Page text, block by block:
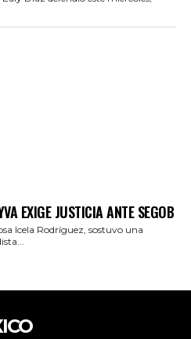
EXIGE JUSTICIA ANTE SEGOB
Icela Rodríguez, sostuvo una